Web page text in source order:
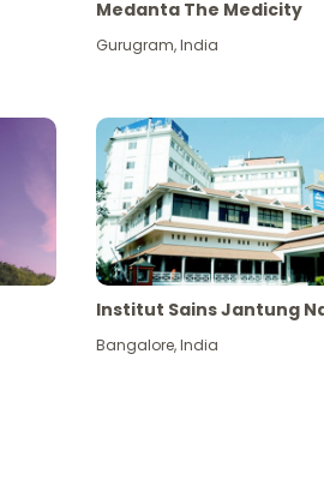
Medanta The Medicity
Gurugram,India
Institut Sains Jantung
Bangalore,India